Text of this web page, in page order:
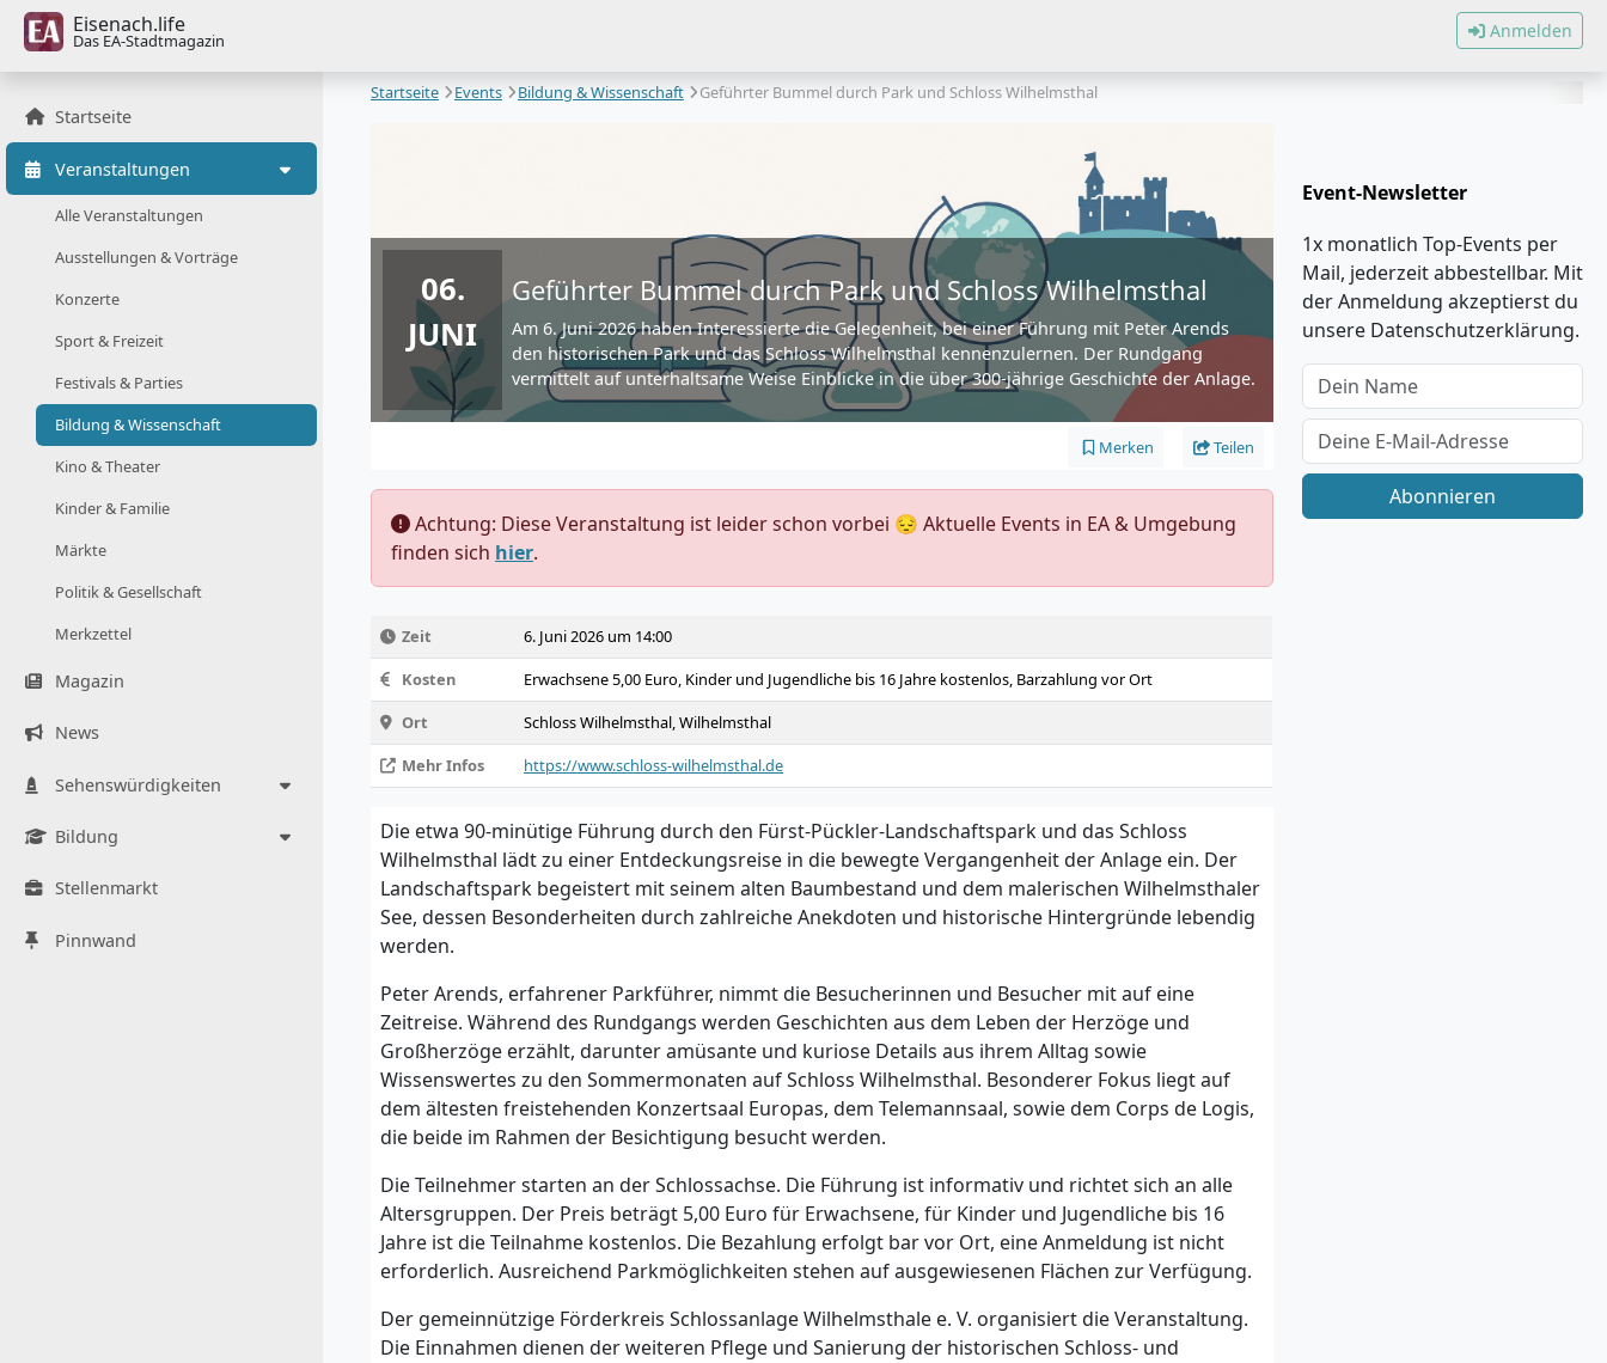
Eisenach.life
Das EA-Stadtmagazin Anmelden
Startseite
Veranstaltungen
Alle Veranstaltungen
Ausstellungen & Vorträge
Konzerte
Sport & Freizeit
Festivals & Parties
Bildung & Wissenschaft
Kino & Theater
Kinder & Familie
Märkte
Politik & Gesellschaft
Merkzettel
Magazin
News
Sehenswürdigkeiten
Bildung
Stellenmarkt
Pinnwand
Startseite Events Bildung & Wissenschaft Geführter Bummel durch Park und Schloss Wilhelmsthal
06.
JUNI
Geführter Bummel durch Park und Schloss Wilhelmsthal
Am 6. Juni 2026 haben Interessierte die Gelegenheit, bei einer Führung mit Peter Arends
den historischen Park und das Schloss Wilhelmsthal kennenzulernen. Der Rundgang
vermittelt auf unterhaltsame Weise Einblicke in die über 300-jährige Geschichte der Anlage.
Merken Teilen
️ Achtung: Diese Veranstaltung ist leider schon vorbei 😔 Aktuelle Events in EA & Umgebung
finden sich hier.
Zeit
6. Juni 2026 um 14:00
Kosten
Erwachsene 5,00 Euro, Kinder und Jugendliche bis 16 Jahre kostenlos, Barzahlung vor Ort
Ort
Schloss Wilhelmsthal, Wilhelmsthal
Mehr Infos
https://www.schloss-wilhelmsthal.de
Die etwa 90-minütige Führung durch den Fürst-Pückler-Landschaftspark und das Schloss
Wilhelmsthal lädt zu einer Entdeckungsreise in die bewegte Vergangenheit der Anlage ein. Der
Landschaftspark begeistert mit seinem alten Baumbestand und dem malerischen Wilhelmsthaler
See, dessen Besonderheiten durch zahlreiche Anekdoten und historische Hintergründe lebendig
werden.
Peter Arends, erfahrener Parkführer, nimmt die Besucherinnen und Besucher mit auf eine
Zeitreise. Während des Rundgangs werden Geschichten aus dem Leben der Herzöge und
Großherzöge erzählt, darunter amüsante und kuriose Details aus ihrem Alltag sowie
Wissenswertes zu den Sommermonaten auf Schloss Wilhelmsthal. Besonderer Fokus liegt auf
dem ältesten freistehenden Konzertsaal Europas, dem Telemannsaal, sowie dem Corps de Logis,
die beide im Rahmen der Besichtigung besucht werden.
Die Teilnehmer starten an der Schlossachse. Die Führung ist informativ und richtet sich an alle
Altersgruppen. Der Preis beträgt 5,00 Euro für Erwachsene, für Kinder und Jugendliche bis 16
Jahre ist die Teilnahme kostenlos. Die Bezahlung erfolgt bar vor Ort, eine Anmeldung ist nicht
erforderlich. Ausreichend Parkmöglichkeiten stehen auf ausgewiesenen Flächen zur Verfügung.
Der gemeinnützige Förderkreis Schlossanlage Wilhelmsthale e. V. organisiert die Veranstaltung.
Die Einnahmen dienen der weiteren Pflege und Sanierung der historischen Schloss- und
Event-Newsletter
1x monatlich Top-Events per
Mail, jederzeit abbestellbar. Mit
der Anmeldung akzeptierst du
unsere Datenschutzerklärung.
Abonnieren